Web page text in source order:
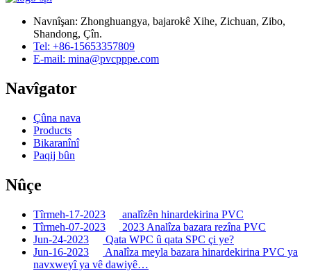
Navnîşan: Zhonghuangya, bajarokê Xihe, Zichuan, Zibo,
Shandong, Çîn.
Tel: +86-15653357809
E-mail: mina@pvcpppe.com
Navîgator
Çûna nava
Products
Bikaranînî
Paqij bûn
Nûçe
Tîrmeh-17-2023
analîzên hinardekirina PVC
Tîrmeh-07-2023
2023 Analîza bazara rezîna PVC
Jun-24-2023
Qata WPC û qata SPC çi ye?
Jun-16-2023
Analîza meyla bazara hinardekirina PVC ya
navxweyî ya vê dawiyê…